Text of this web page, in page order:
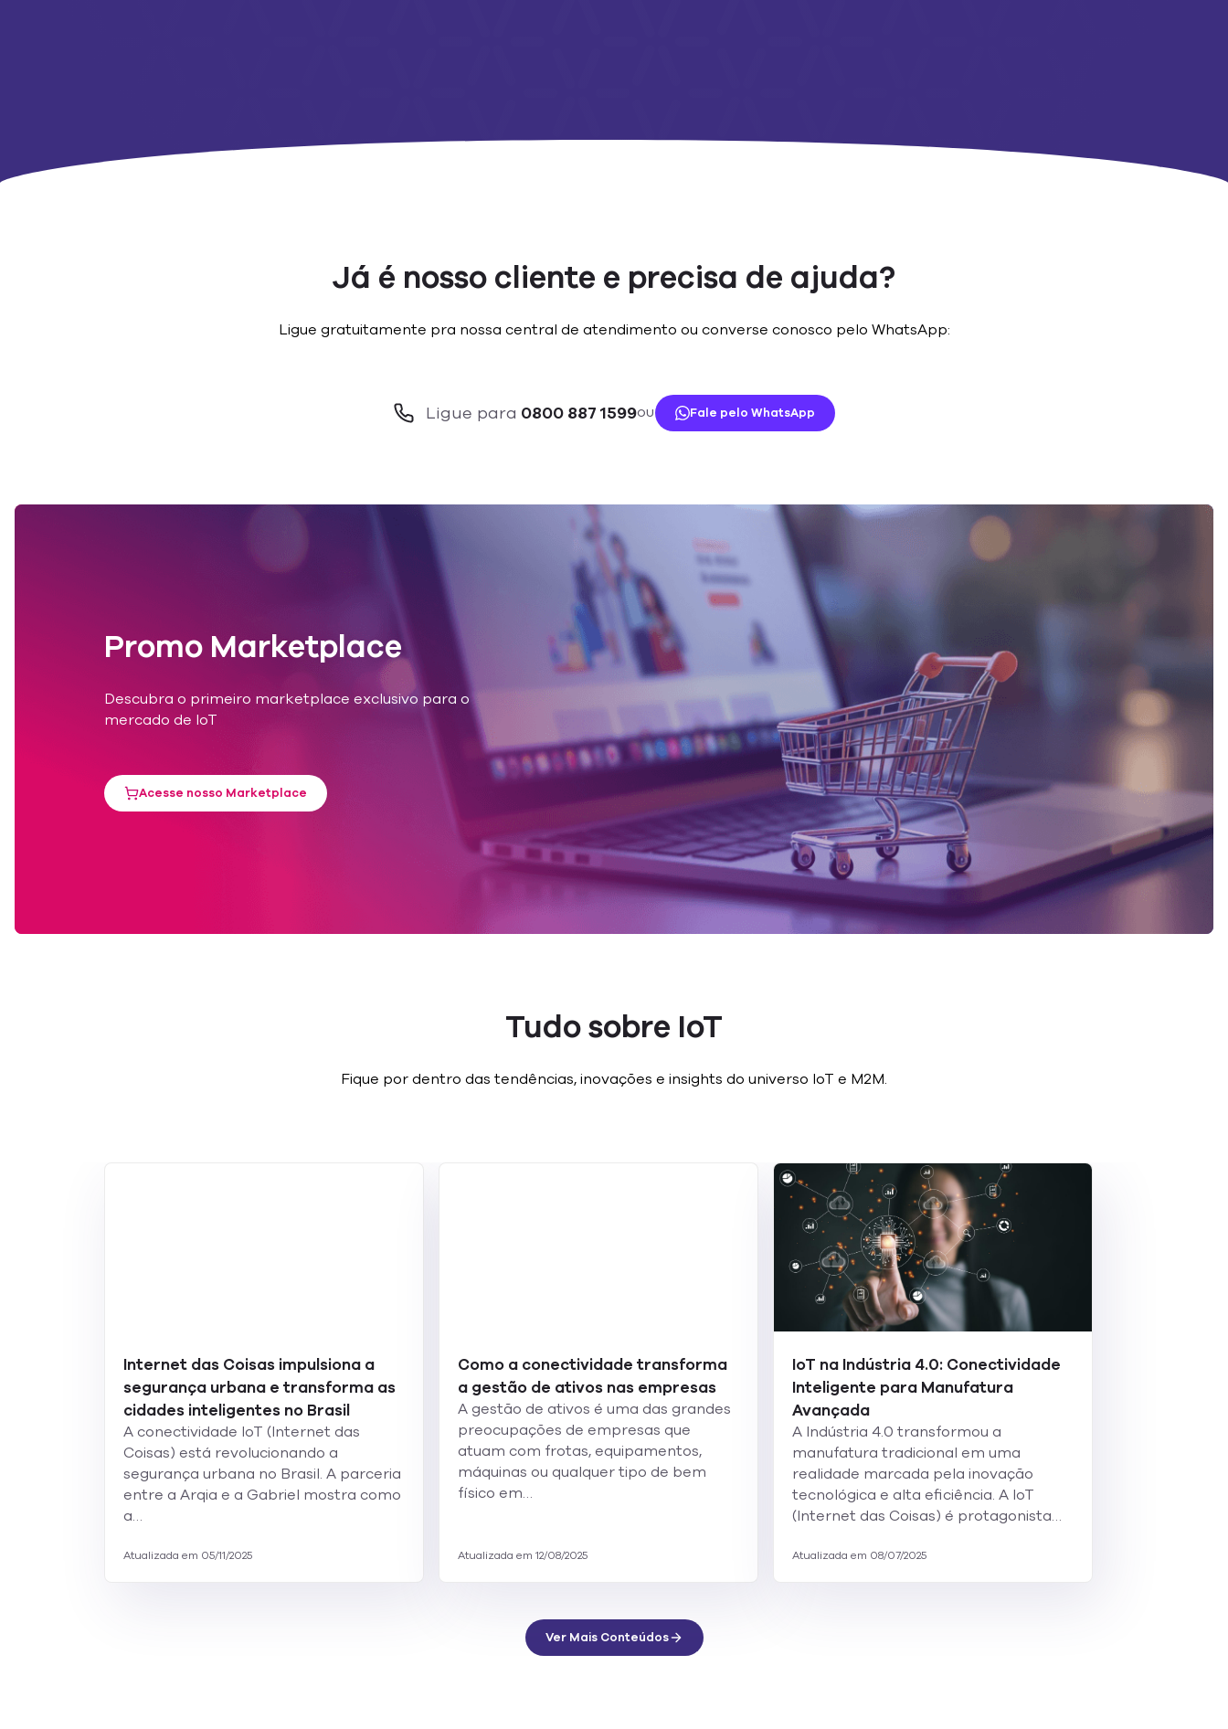
Já é nosso cliente e precisa de ajuda?
Ligue gratuitamente pra nossa central de atendimento ou converse conosco pelo WhatsApp:
Ligue para 0800 887 1599OU Fale pelo WhatsApp
Promo Marketplace
Descubra o primeiro marketplace exclusivo para o
mercado de IoT
Acesse nosso Marketplace
Tudo sobre IoT
Fique por dentro das tendências, inovações e insights do universo IoT e M2M.
Internet das Coisas impulsiona a
segurança urbana e transforma as
cidades inteligentes no Brasil
A conectividade IoT (Internet das
Coisas) está revolucionando a
segurança urbana no Brasil. A parceria
entre a Arqia e a Gabriel mostra como
a…
Atualizada em 05/11/2025
Como a conectividade transforma
a gestão de ativos nas empresas
A gestão de ativos é uma das grandes
preocupações de empresas que
atuam com frotas, equipamentos,
máquinas ou qualquer tipo de bem
físico em…
Atualizada em 12/08/2025
IoT na Indústria 4.0: Conectividade
Inteligente para Manufatura
Avançada
A Indústria 4.0 transformou a
manufatura tradicional em uma
realidade marcada pela inovação
tecnológica e alta eficiência. A IoT
(Internet das Coisas) é protagonista…
Atualizada em 08/07/2025
Ver Mais Conteúdos